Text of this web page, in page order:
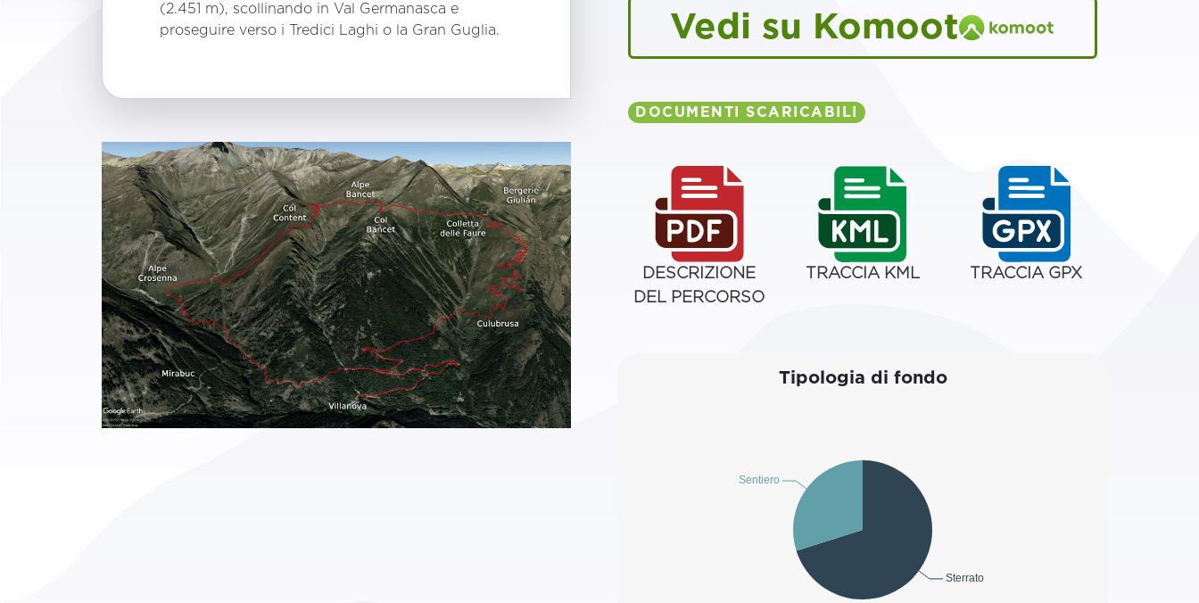
(2.451 m), scollinando in Val Germanasca e
proseguire verso i Tredici Laghi o la Gran Guglia.
Vedi su Komoot
DOCUMENTI SCARICABILI
DESCRIZIONE
DEL PERCORSO
TRACCIA KML TRACCIA GPX
Tipologia di fondo